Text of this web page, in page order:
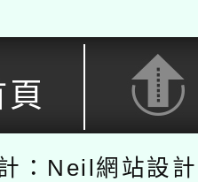
：Neil網站設